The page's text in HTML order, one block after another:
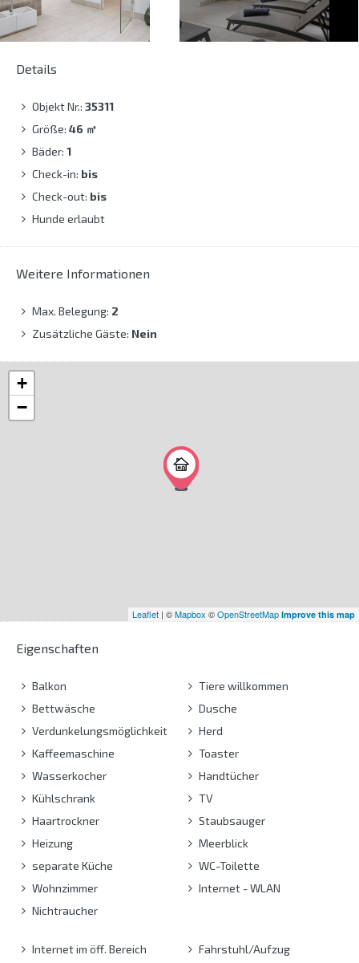
Details
Objekt Nr.: 35311
Größe: 46 ㎡
Bäder: 1
Check-in: bis
Check-out: bis
Hunde erlaubt
Weitere Informationen
Max. Belegung: 2
Zusätzliche Gäste: Nein
+
−
Leaflet | ©Mapbox ©OpenStreetMap Improve this map
Eigenschaften
Balkon
Bettwäsche
Verdunkelungsmöglichkeit
Kaffeemaschine
Wasserkocher
Kühlschrank
Haartrockner
Heizung
separate Küche
Wohnzimmer
Nichtraucher
Tiere willkommen
Dusche
Herd
Toaster
Handtücher
TV
Staubsauger
Meerblick
WC-Toilette
Internet - WLAN
Internet im öff. Bereich
Fahrstuhl/Aufzug